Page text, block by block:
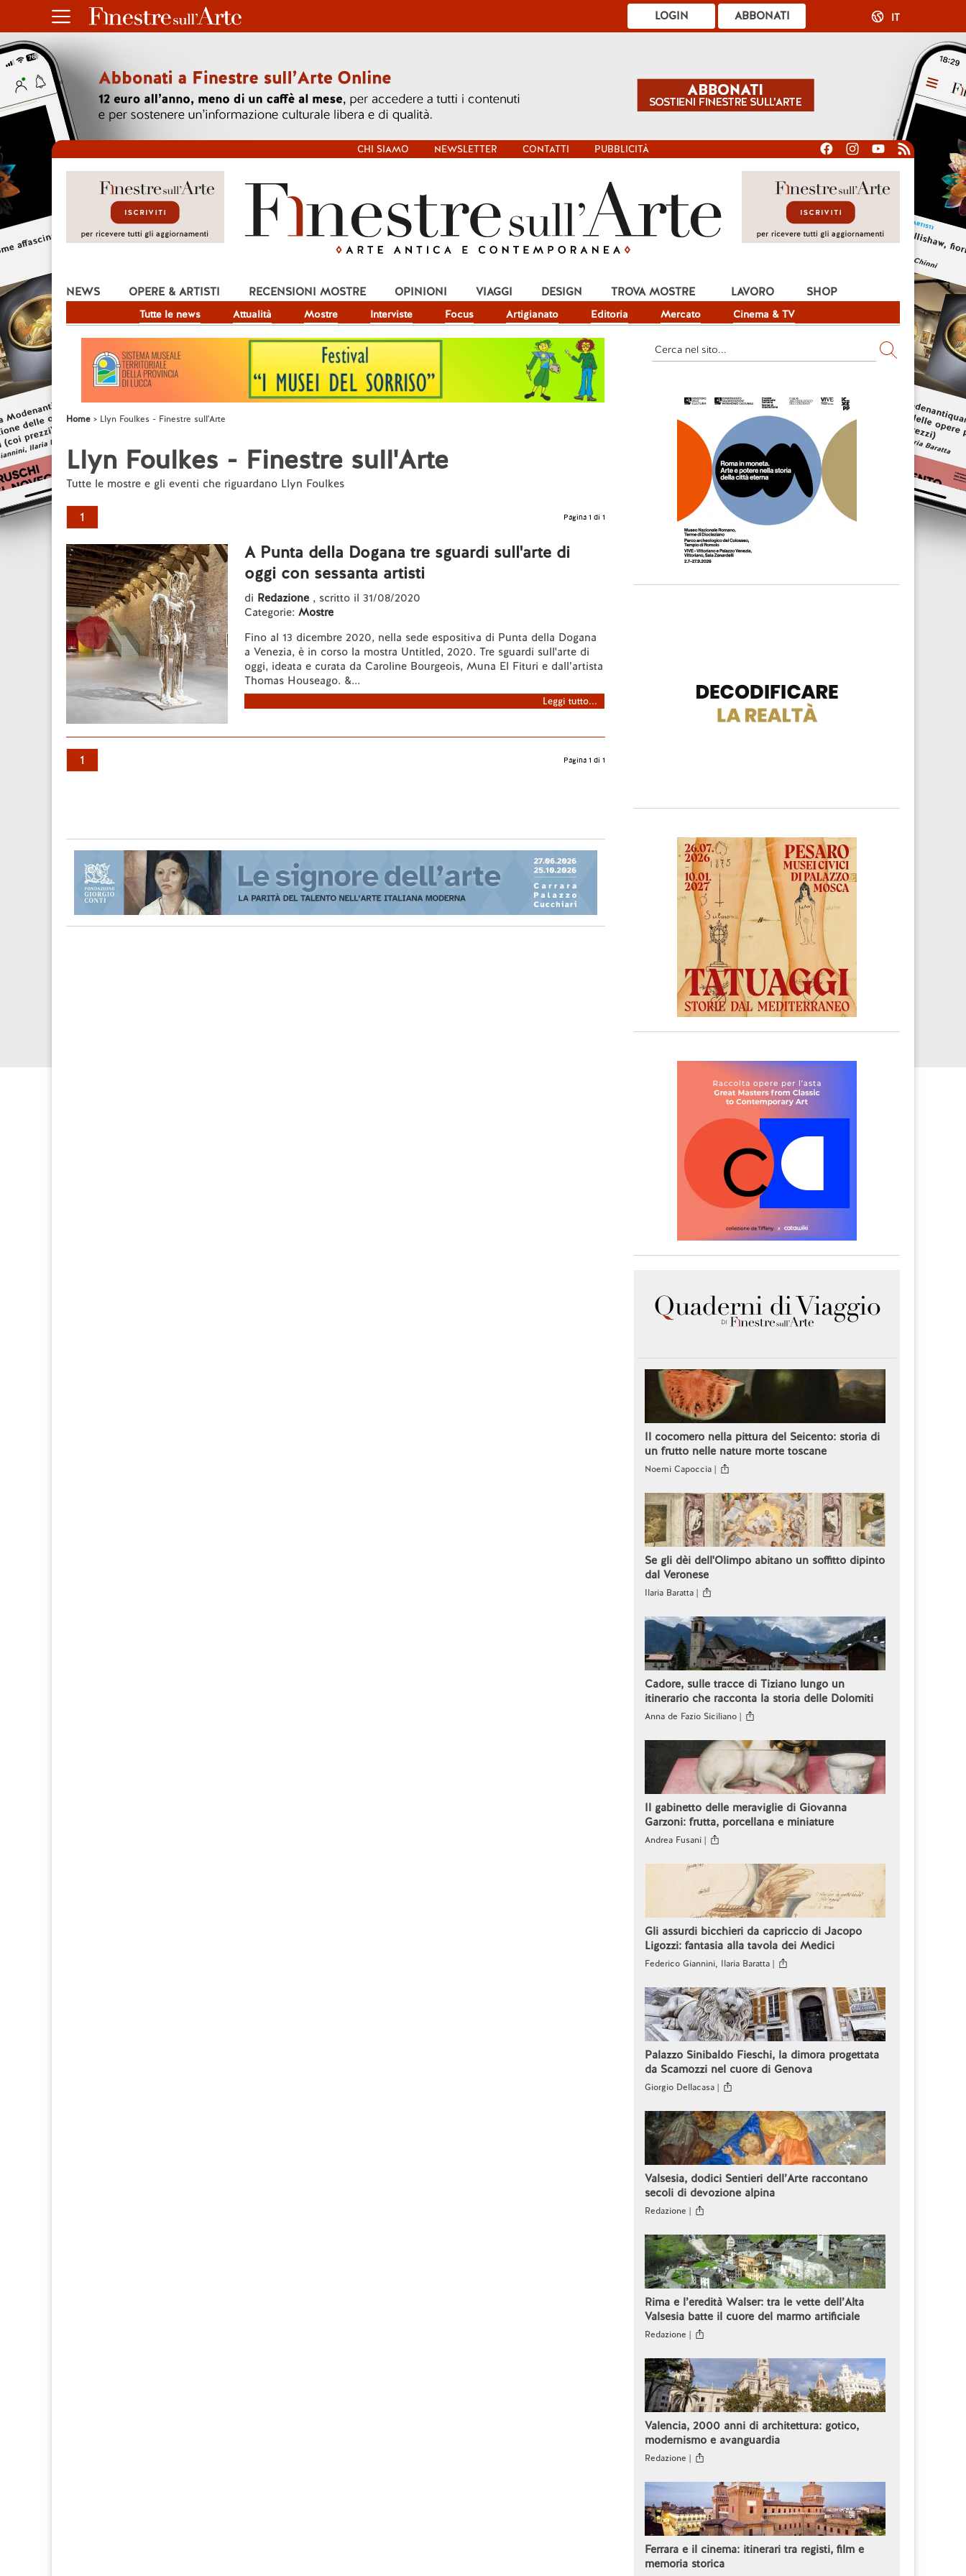
ABBONATI
LOGIN IT
CHI SIAMO NEWSLETTER CONTATTI PUBBLICITÀ
NEWS
Tutte le news Attualità Mostre Interviste Focus Artigianato Editoria Mercato Cinema & TV
OPERE & ARTISTI RECENSIONI MOSTRE OPINIONI VIAGGI DESIGN TROVA MOSTRE LAVORO SHOP
Home Llyn Foulkes - Finestre sull'Arte
Llyn Foulkes - Finestre sull'Arte
Tutte le mostre e gli eventi che riguardano Llyn Foulkes
1 Pagina 1 di 1
A Punta della Dogana tre sguardi sull'arte di
oggi con sessanta artisti
di Redazione , scritto il 31/08/2020
Categorie: Mostre
Fino al 13 dicembre 2020, nella sede espositiva di Punta della Dogana
a Venezia, è in corso la mostra Untitled, 2020. Tre sguardi sull'arte di
oggi, ideata e curata da Caroline Bourgeois, Muna El Fituri e dall’artista
Thomas Houseago. &...
Leggi tutto...
1 Pagina 1 di 1
Il cocomero nella pittura del Seicento: storia di
un frutto nelle nature morte toscane
Noemi Capoccia |
Se gli dèi dell'Olimpo abitano un soffitto dipinto
dal Veronese
Ilaria Baratta |
Cadore, sulle tracce di Tiziano lungo un
itinerario che racconta la storia delle Dolomiti
Anna de Fazio Siciliano |
Il gabinetto delle meraviglie di Giovanna
Garzoni: frutta, porcellana e miniature
Andrea Fusani |
Gli assurdi bicchieri da capriccio di Jacopo
Ligozzi: fantasia alla tavola dei Medici
Federico Giannini, Ilaria Baratta |
Palazzo Sinibaldo Fieschi, la dimora progettata
da Scamozzi nel cuore di Genova
Giorgio Dellacasa |
Valsesia, dodici Sentieri dell’Arte raccontano
secoli di devozione alpina
Redazione |
Rima e l’eredità Walser: tra le vette dell’Alta
Valsesia batte il cuore del marmo artificiale
Redazione |
Valencia, 2000 anni di architettura: gotico,
modernismo e avanguardia
Redazione |
Ferrara e il cinema: itinerari tra registi, film e
memoria storica